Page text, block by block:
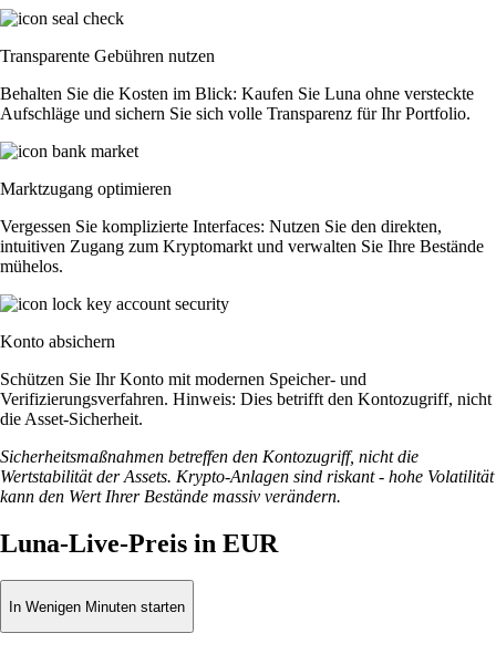
Transparente Gebühren nutzen
Behalten Sie die Kosten im Blick: Kaufen Sie Luna ohne versteckte
Aufschläge und sichern Sie sich volle Transparenz für Ihr Portfolio.
Marktzugang optimieren
Vergessen Sie komplizierte Interfaces: Nutzen Sie den direkten,
intuitiven Zugang zum Kryptomarkt und verwalten Sie Ihre Bestände
mühelos.
Konto absichern
Schützen Sie Ihr Konto mit modernen Speicher- und
Verifizierungsverfahren. Hinweis: Dies betrifft den Kontozugriff, nicht
die Asset-Sicherheit.
Sicherheitsmaßnahmen betreffen den Kontozugriff, nicht die
Wertstabilität der Assets. Krypto-Anlagen sind riskant - hohe Volatilität
kann den Wert Ihrer Bestände massiv verändern.
Luna-Live-Preis in EUR
In Wenigen Minuten starten